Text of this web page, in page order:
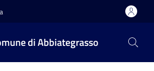
di Abbiategrasso